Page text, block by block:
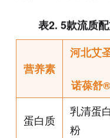
表2. 5款流质
营养素
河北艾
诺葆舒®
蛋白质
乳清蛋白
粉